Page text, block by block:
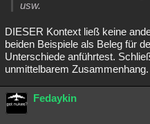
usw.
DIESER Kontext ließ keine
beiden Beispiele als Beleg für
Unterschiede anführtest.
unmittelbarem Zusammenhang.
Fedaykin